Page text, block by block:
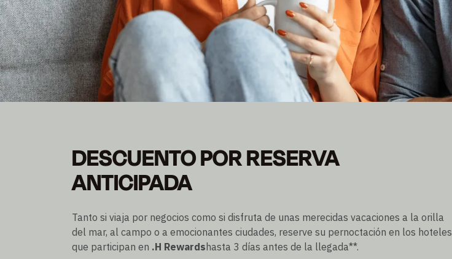
Ahorre hasta un 20% sobre el precio Flex
Se puede reservar hasta 3 días antes de la llegada
DESCUENTO POR RESERVA
ANTICIPADA
Tanto si viaja por negocios como si disfruta de unas merecidas vacaciones a la orilla
del mar, al campo o a emocionantes ciudades, reserve su pernoctación en los hoteles
que participan en .H Rewardshasta 3 días antes de la llegada**.